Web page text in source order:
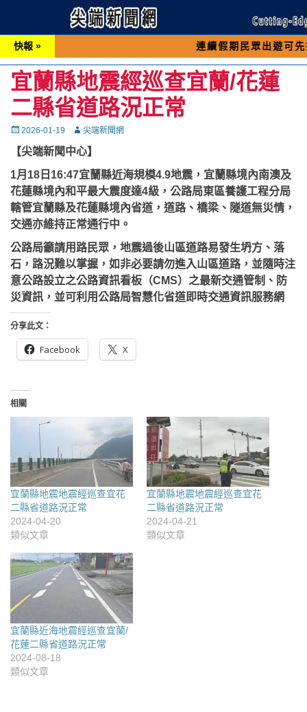
快報 » 連續假期民眾出遊可先撥打交通
宜蘭縣地震經巡查宜蘭/花蓮
二縣省道路況正常
Posted
2026-01-19 Autor尖端新聞網
【尖端新聞中心】
1月18日16:47宜蘭縣近海規模4.9地震，宜蘭縣境內南澳及
花蓮縣境內和平最大震度達4級，公路局東區養護工程分局
轄管宜蘭縣及花蓮縣境內省道，道路、橋梁、隧道無災情，
交通亦維持正常通行中。
公路局籲請用路民眾，地震過後山區道路易發生坍方、落
石，路況難以掌握，如非必要請勿進入山區道路，並隨時注
意公路設立之公路資訊看板（CMS）之最新交通管制、防
災資訊，並可利用公路局智慧化省道即時交通資訊服務網
分享此文：
Facebook X
相關
宜蘭縣地震地震經巡查宜花
二縣省道路況正常
2024-04-20
類似文章
宜蘭縣地震地震經巡查宜花
二縣省道路況正常
2024-04-21
類似文章
宜蘭縣近海地震經巡查宜蘭/
花蓮二縣省道路況正常
2024-08-18
類似文章